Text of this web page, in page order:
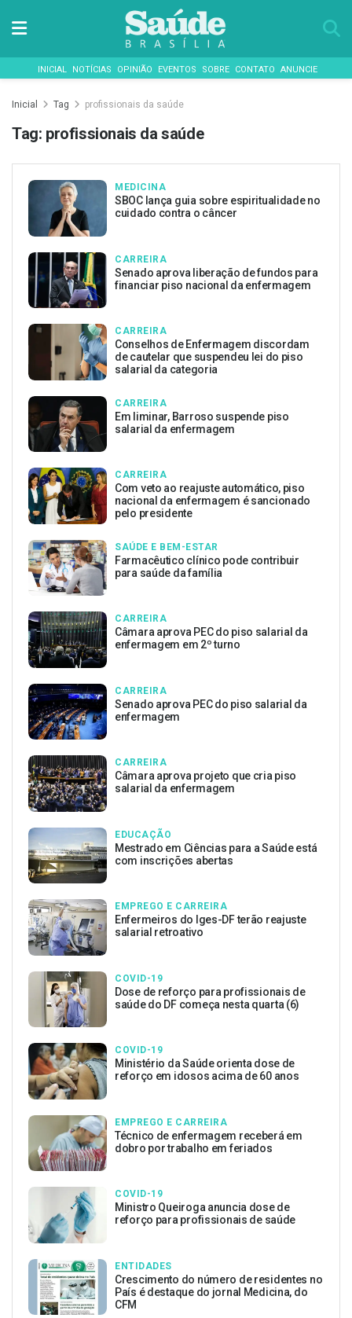
INICIAL NOTÍCIAS OPINIÃO EVENTOS SOBRE CONTATO ANUNCIE
Inicial Tag profissionais da saúde
Tag: profissionais da saúde
MEDICINA
SBOC lança guia sobre espiritualidade no
cuidado contra o câncer
CARREIRA
Senado aprova liberação de fundos para
financiar piso nacional da enfermagem
CARREIRA
Conselhos de Enfermagem discordam
de cautelar que suspendeu lei do piso
salarial da categoria
CARREIRA
Em liminar, Barroso suspende piso
salarial da enfermagem
CARREIRA
Com veto ao reajuste automático, piso
nacional da enfermagem é sancionado
pelo presidente
SAÚDE E BEM-ESTAR
Farmacêutico clínico pode contribuir
para saúde da família
CARREIRA
Câmara aprova PEC do piso salarial da
enfermagem em 2º turno
CARREIRA
Senado aprova PEC do piso salarial da
enfermagem
CARREIRA
Câmara aprova projeto que cria piso
salarial da enfermagem
EDUCAÇÃO
Mestrado em Ciências para a Saúde está
com inscrições abertas
EMPREGO E CARREIRA
Enfermeiros do Iges-DF terão reajuste
salarial retroativo
COVID-19
Dose de reforço para profissionais de
saúde do DF começa nesta quarta (6)
COVID-19
Ministério da Saúde orienta dose de
reforço em idosos acima de 60 anos
EMPREGO E CARREIRA
Técnico de enfermagem receberá em
dobro por trabalho em feriados
COVID-19
Ministro Queiroga anuncia dose de
reforço para profissionais de saúde
ENTIDADES
Crescimento do número de residentes no
País é destaque do jornal Medicina, do
CFM